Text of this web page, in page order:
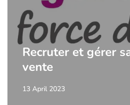
Recruter et gérer
vente
13 April 2023